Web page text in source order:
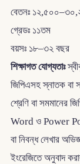
বেতনঃ
গ্রেডঃ ১১তম
বয়সঃ ১৮–৩২ বছর
শিক্ষাগত যোগ্যতাঃ
জিপিএসহ স্নাতক বা
শ্রেণি বা সমমানের
Word ও Power
বা নিবন্ধ লেখার
ইংরেজিতে অনুবাদ